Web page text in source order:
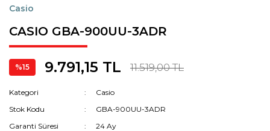
Casio
CASIO GBA-900UU-3ADR
%15 9.791,15 TL 11.519,00 TL
Kategori
Casio
Stok Kodu
GBA-900UU-3ADR
Garanti Süresi
24 Ay